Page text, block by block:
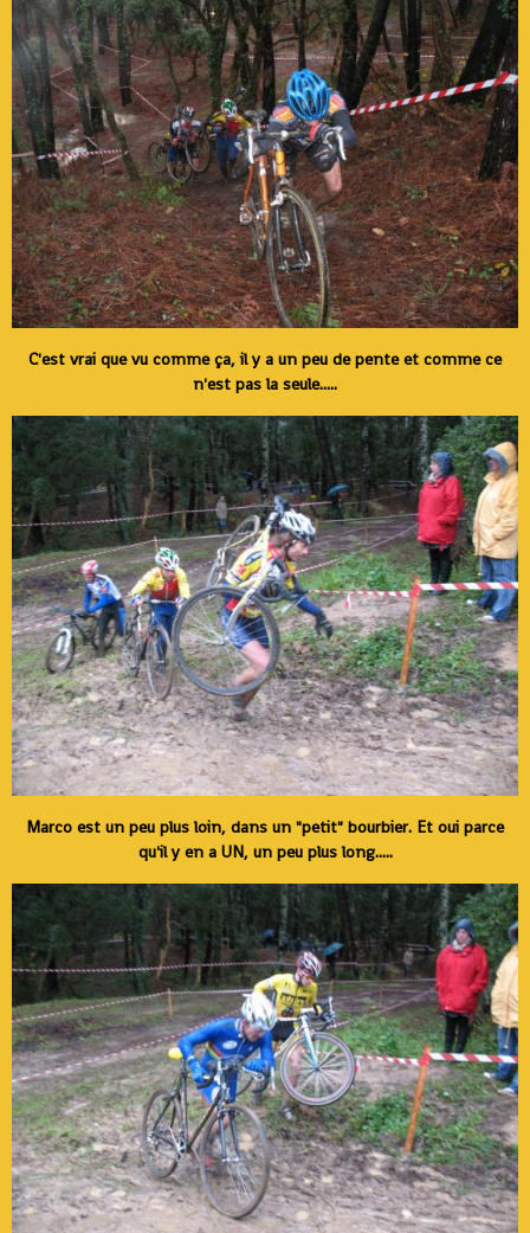
C'est vrai que vu comme ça, il y a un peu de pente et comme ce
n'est pas la seule.....
Marco est un peu plus loin, dans un "petit" bourbier. Et oui parce
qu'il y en a UN, un peu plus long.....